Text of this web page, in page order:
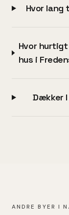
Hvor
Hvor
hus i
Dækker I
ANDRE BYER I